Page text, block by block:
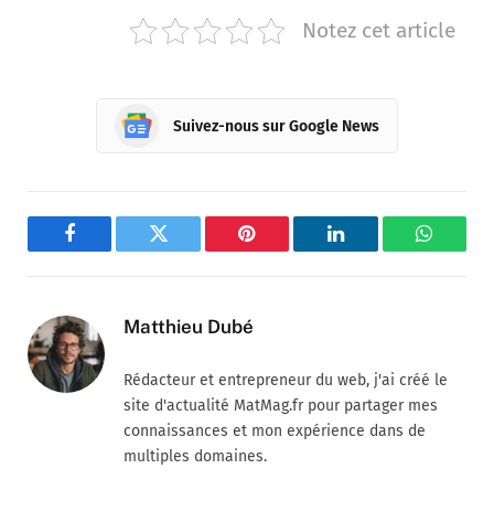
Notez cet article
Suivez-nous sur Google News
Facebook Twitter Pinterest LinkedIn
Matthieu Dubé
Rédacteur et entrepreneur du web, j'ai créé le
site d'actualité MatMag.fr pour partager mes
connaissances et mon expérience dans de
multiples domaines.